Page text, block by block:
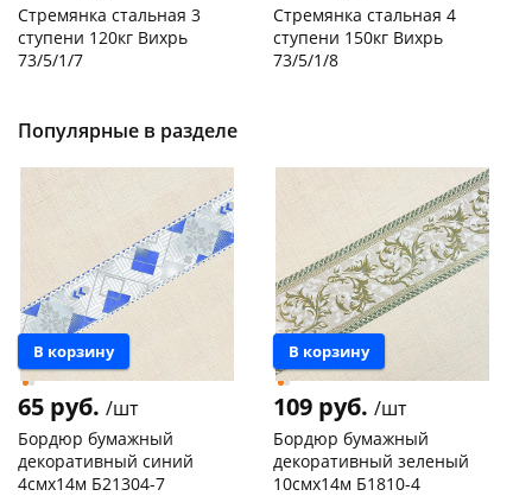
Стремянка стальная 3
ступени 120кг Вихрь
73/5/1/7
Стремянка стальная 4
ступени 150кг Вихрь
73/5/1/8
Популярные в разделе
В корзину
65 руб. /шт
Бордюр бумажный
декоративный синий
4смх14м Б21304-7
В корзину
109 руб. /шт
Бордюр бумажный
декоративный зеленый
10смх14м Б1810-4